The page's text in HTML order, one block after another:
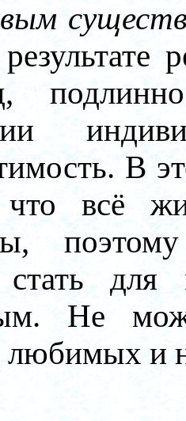
В
что всё
для
Не
любимых и